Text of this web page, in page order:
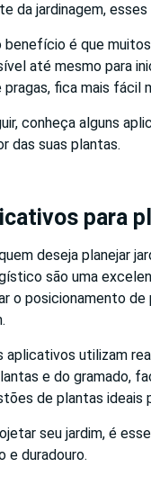
da jardinagem,
benefício é que
até mesmo para
pragas, fica mais fácil
conheça alguns
das suas plantas.
para
deseja planejar
são uma
o posicionamento
aplicativos utilizam
e do gramado,
de plantas ideais
seu jardim, é
e duradouro.